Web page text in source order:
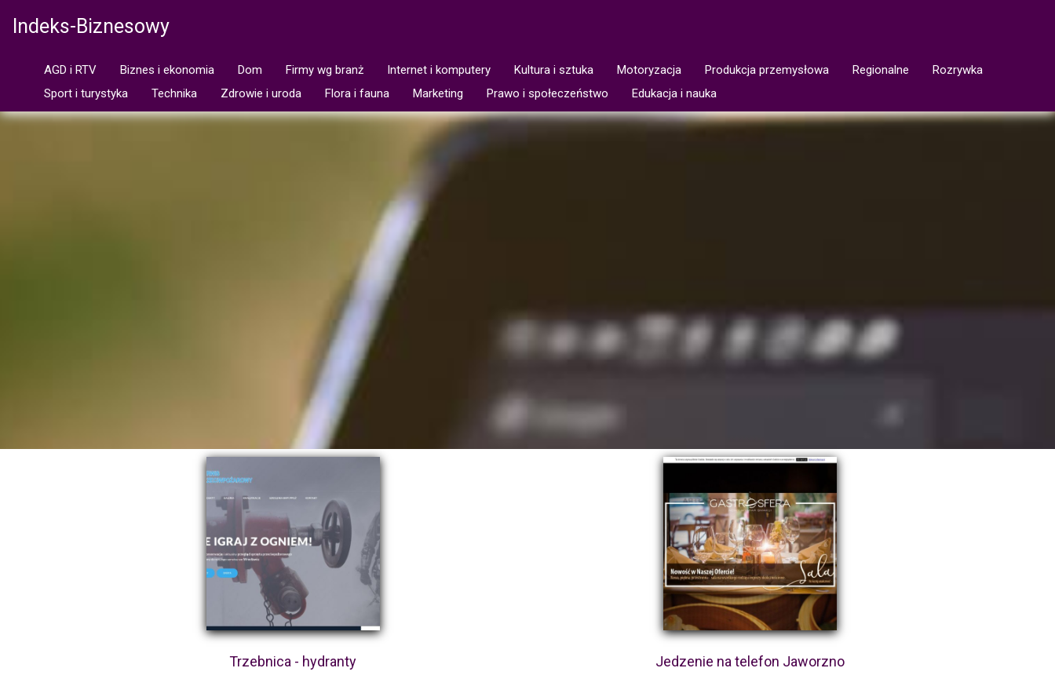
Indeks-Biznesowy
AGD i RTV Biznes i ekonomia Dom Firmy wg branż Internet i komputery Kultura i sztuka Motoryzacja Produkcja przemysłowa Regionalne
Rozrywka
Sport i turystyka
Technika Zdrowie i uroda Flora i fauna Marketing Prawo i społeczeństwo Edukacja i nauka
Trzebnica - hydranty Jedzenie na telefon Jaworzno